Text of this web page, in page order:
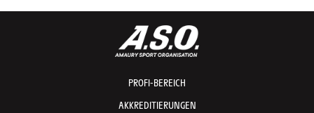
PROFI-BEREICH
AKKREDITIERUNGEN